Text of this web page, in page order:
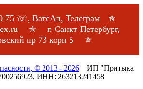
75☏, ВатсАп, Телеграм ✯
✯ г. Санкт-Петербург,
пр 73 корп 5 ✯
© 2013 - 2026 ИП "Притыка
ИНН: 263213241458